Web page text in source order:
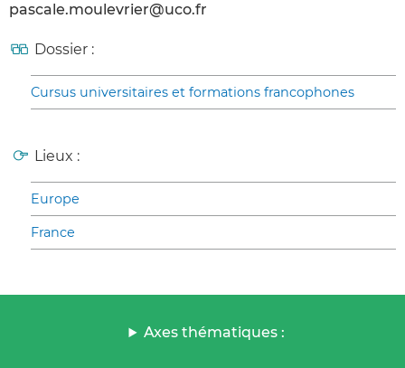
pascale.moulevrier@uco.fr
Dossier :
Cursus universitaires et formations francophones
Lieux :
Europe
France
Axes thématiques :